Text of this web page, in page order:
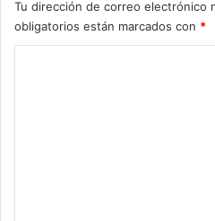
Tu dirección de correo electrónico
obligatorios están marcados con *